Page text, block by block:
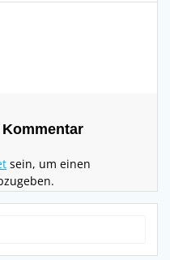
sein, um einen